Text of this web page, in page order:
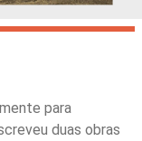
para
duas obras